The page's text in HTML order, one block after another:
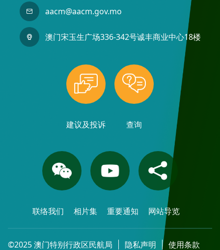
aacm@aacm.gov.mo
澳门宋玉生广场336-342号诚丰商业中心18楼
建议及投诉 查询
联络我们 相片集 重要通知 网站导览
©2025 澳门特别行政区民航局 隐私声明 使用条款